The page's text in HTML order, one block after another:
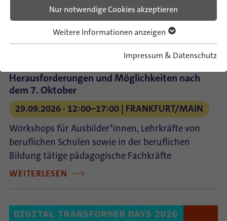
Nur notwendige Cookies akzeptieren
Weitere Informationen anzeigen
Impressum & Datenschutz
Antisemitismus im Kontext von Israel und
Herausforderungen und Möglichkeiten nach
dem 7. Oktober
29.09.2026 ⋅ 12:00–17:00 FRANKFURT/MAIN
Workshops für Ausbilder*innen, Lehrkräfte von
beruflichen Schulen sowie in der beruflichen
Bildung tätige pädagogische Fachkräfte
WEITERLESEN